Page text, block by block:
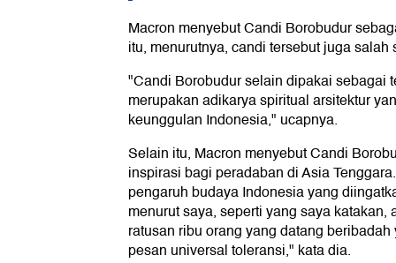
Macron menyebut Candi Borobudur
itu, menurutnya, candi tersebut juga
"Candi Borobudur selain dipakai sebagai
merupakan adikarya spiritual arsitektur
keunggulan Indonesia," ucapnya.
Selain itu, Macron menyebut Candi
inspirasi bagi peradaban di Asia
pengaruh budaya Indonesia yang
menurut saya, seperti yang saya
ratusan ribu orang yang datang
pesan universal toleransi," kata dia.